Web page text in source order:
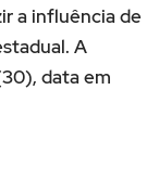
a influência de
A
data em